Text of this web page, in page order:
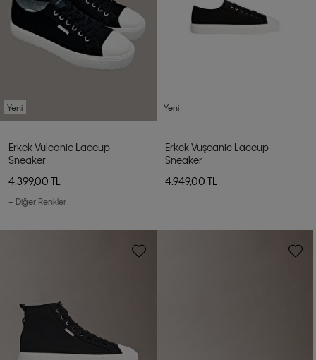
Yeni
Erkek Vulcanic Laceup
Sneaker
4.399,00 TL
+ Diğer Renkler
Yeni
Erkek Vuşcanic Laceup
Sneaker
4.949,00 TL